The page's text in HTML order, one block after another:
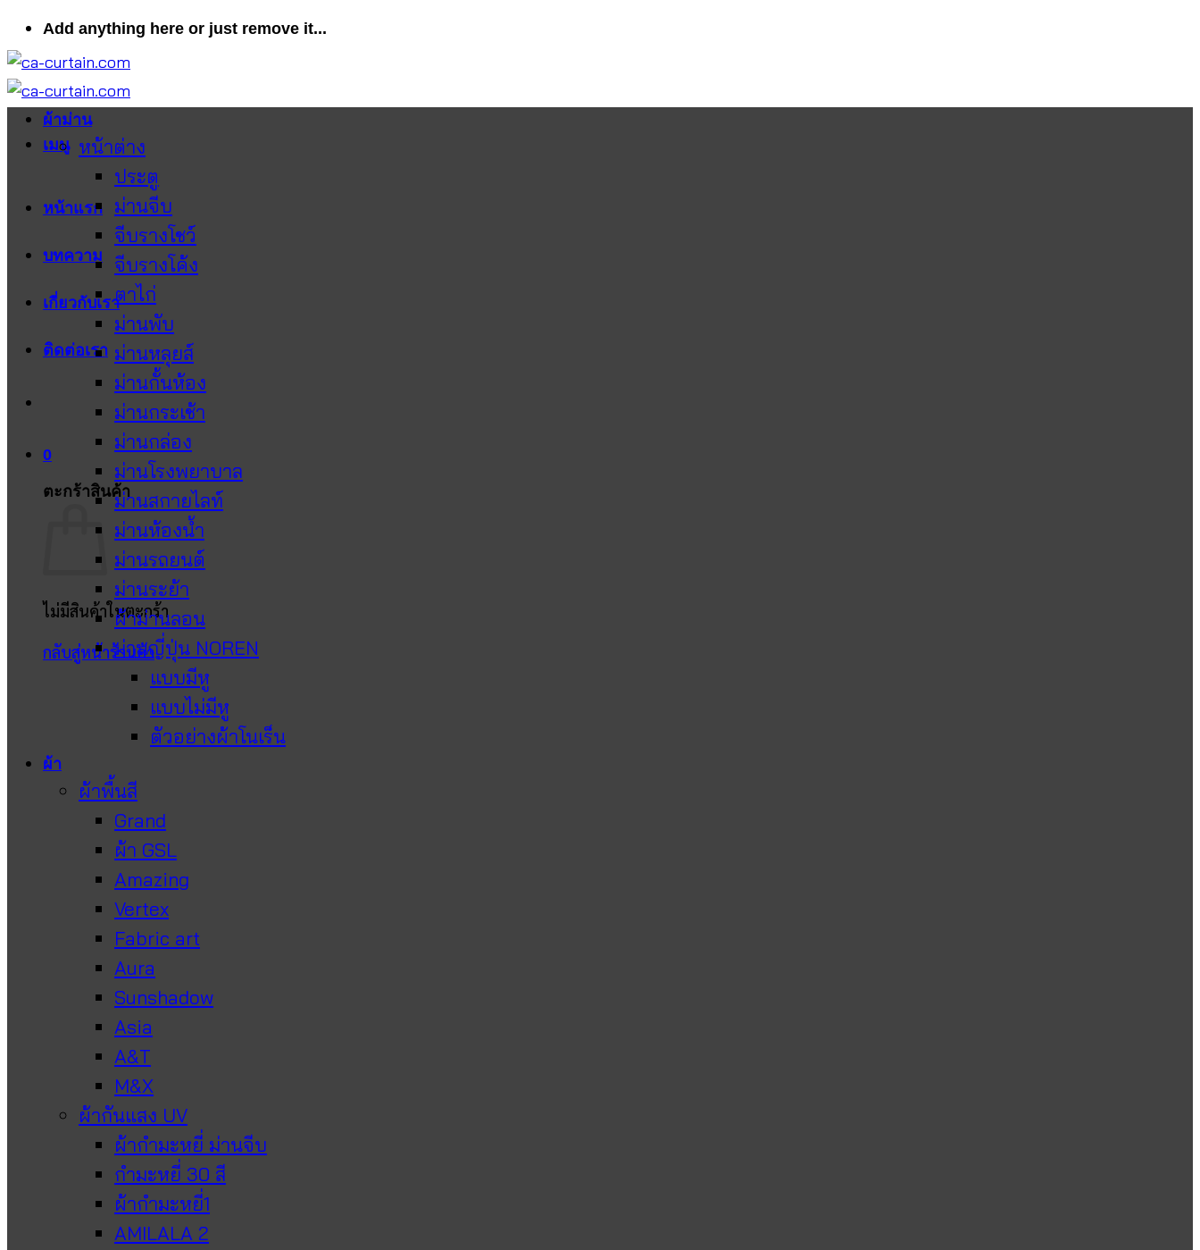
ข้าม
ไป
ยัง
เนื้อหา
Add anything here or just remove it...
เมนู
หน้าแรก
บทความ
เกี่ยวกับเรา
ติดต่อเรา
0
ตะกร้าสินค้า
ไม่มีสินค้าในตะกร้า
กลับสู่หน้าร้านค้า
ผ้าม่าน
หน้าต่าง
ประตู
ม่านจีบ
จีบรางโชว์
จีบรางโค้ง
ตาไก่
ม่านพับ
ม่านหลุยส์
ม่านกั้นห้อง
ม่านกระเช้า
ม่านกล่อง
ม่านโรงพยาบาล
ม่านสกายไลท์
ม่านห้องน้ำ
ม่านรถยนต์
ม่านระย้า
ผ้าม่านลอน
ม่านญี่ปุ่น NOREN
แบบมีหู
แบบไม่มีหู
ตัวอย่างผ้าโนเร็น
ผ้า
ผ้าพื้นสี
Grand
ผ้า GSL
Amazing
Vertex
Fabric art
Aura
Sunshadow
Asia
A&T
M&X
ผ้ากันแสง UV
ผ้ากำมะหยี่ ม่านจีบ
กำมะหยี่ 30 สี
ผ้ากำมะหยี่1
AMILALA 2